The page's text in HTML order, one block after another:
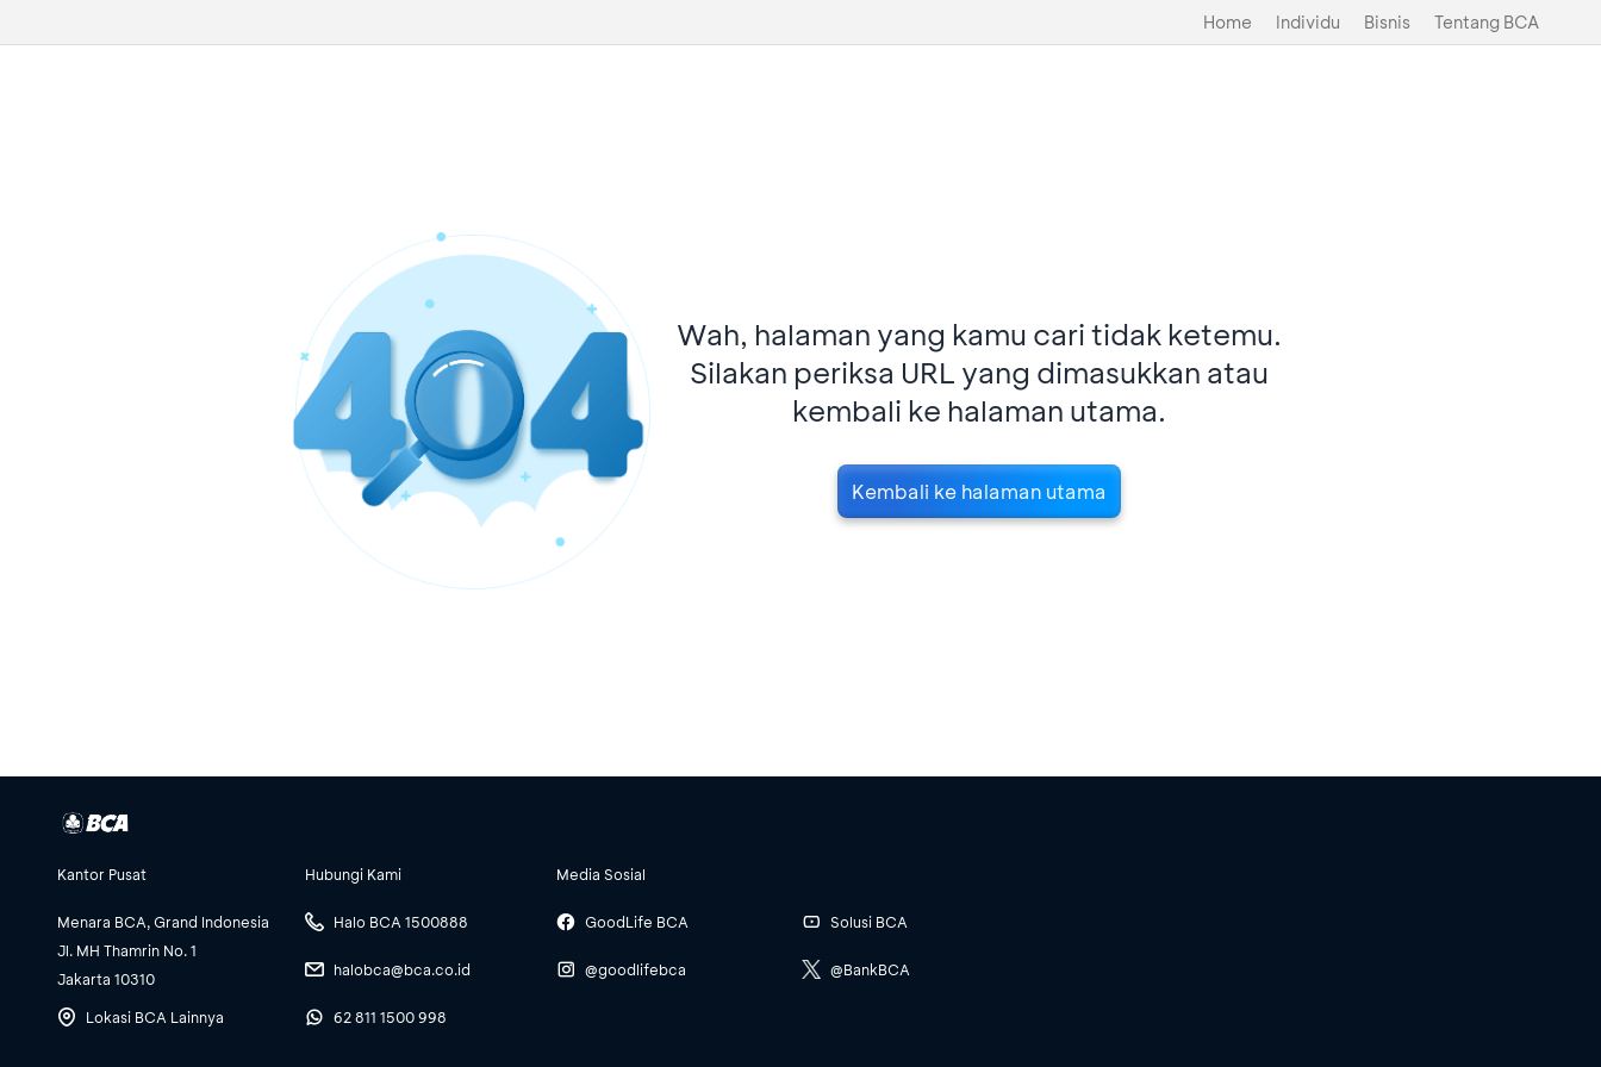
Home Individu Bisnis Tentang BCA
Wah, halaman yang kamu cari tidak ketemu.
Silakan periksa URL yang dimasukkan atau
kembali ke halaman utama.
Kembali ke halaman utama
Kantor Pusat
Menara BCA, Grand Indonesia
Jl. MH Thamrin No. 1
Jakarta 10310
Lokasi BCA Lainnya
Hubungi Kami
Halo BCA 1500888
halobca@bca.co.id
62 811 1500 998
Media Sosial
GoodLife BCA
@goodlifebca
Solusi BCA
@BankBCA